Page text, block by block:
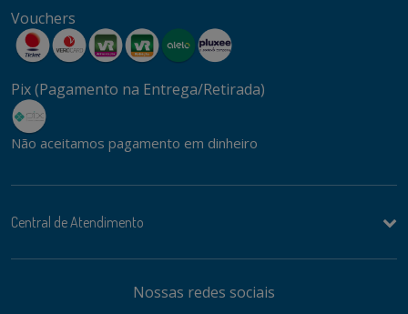
Vouchers
Pix (Pagamento na Entrega/Retirada)
Não aceitamos pagamento em dinheiro
Central de Atendimento
Nossas redes sociais